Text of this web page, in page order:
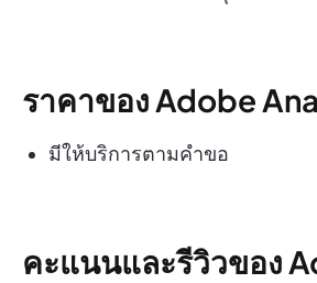
ราคาของ Adobe
มีให้บริการตามคำขอ
คะแนนและรีวิวของ